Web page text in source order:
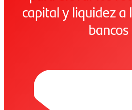
capital y liquidez a
bancos